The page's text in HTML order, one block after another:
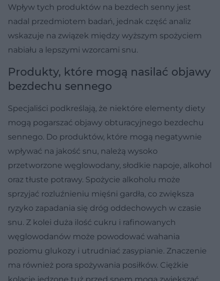
Wpływ tych produktów na bezdech senny jest
nadal przedmiotem badań, jednak część analiz
wskazuje na związek między wyższym spożyciem
nabiału a lepszymi wzorcami snu.
Produkty, które mogą nasilać objawy
bezdechu sennego
Specjaliści podkreślają, że niektóre elementy diety
mogą pogarszać objawy obturacyjnego bezdechu
sennego. Do produktów, które mogą negatywnie
wpływać na jakość snu, należą wysoko
przetworzone węglowodany, słodkie napoje, alkohol
oraz tłuste potrawy. Spożycie alkoholu może
sprzyjać rozluźnieniu mięśni gardła, co zwiększa
ryzyko zapadania się dróg oddechowych w czasie
snu. Z kolei duża ilość cukru i rafinowanych
węglowodanów może powodować wahania
poziomu glukozy i utrudniać zasypianie. Znaczenie
ma również pora spożywania posiłków. Ciężkie
kolacje jedzone tuż przed snem mogą zwiększać